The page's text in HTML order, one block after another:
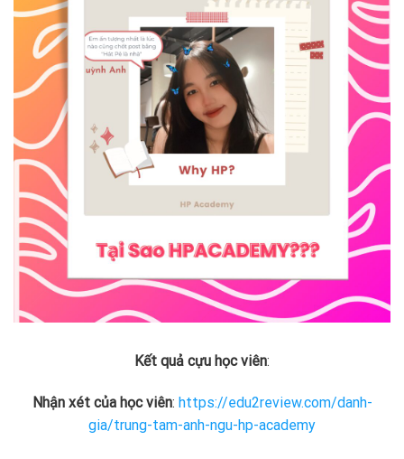
Kết quả cựu học viên:
Nhận xét của học viên: https://edu2review.com/danh-
gia/trung-tam-anh-ngu-hp-academy